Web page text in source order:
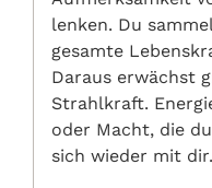
lenken. Du
gesamte
Daraus erwächst
Strahlkraft.
oder Macht, die
sich wieder mit dir.